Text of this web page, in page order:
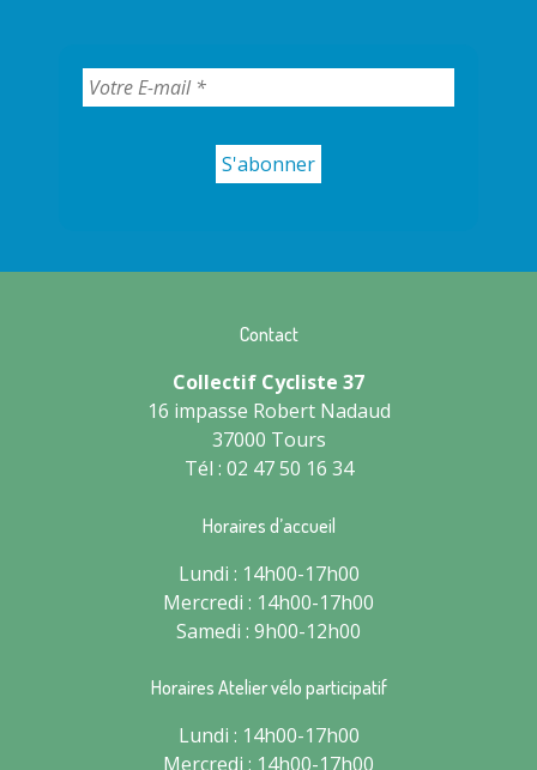
Contact
Collectif Cycliste 37
16 impasse Robert Nadaud
37000 Tours
Tél : 02 47 50 16 34
Horaires d’accueil
Lundi : 14h00-17h00
Mercredi : 14h00-17h00
Samedi : 9h00-12h00
Horaires Atelier vélo participatif
Lundi : 14h00-17h00
Mercredi : 14h00-17h00